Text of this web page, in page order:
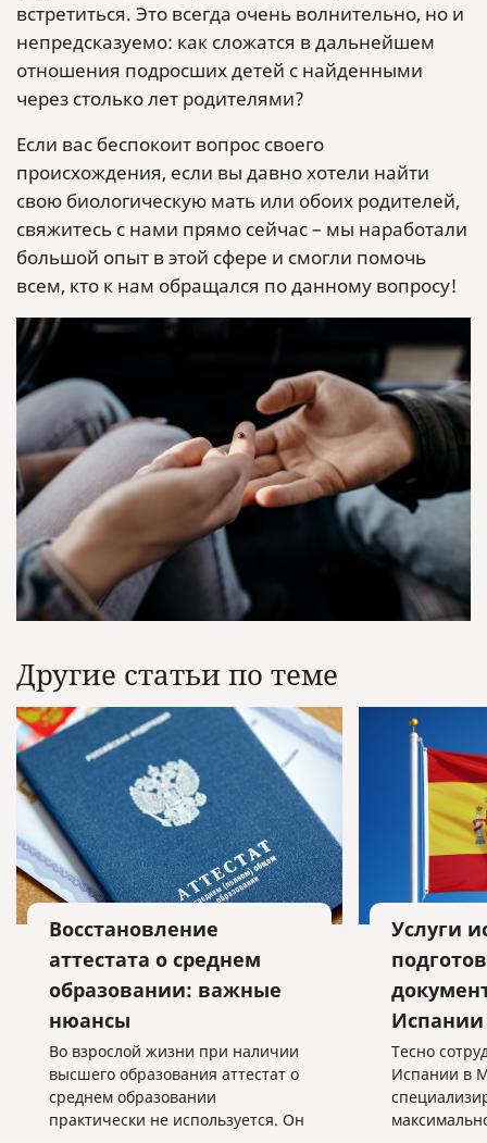
встретиться. Это всегда очень волнительно, но и
непредсказуемо: как сложатся в дальнейшем
отношения подросших детей с найденными
через столько лет родителями?
Если вас беспокоит вопрос своего
происхождения, если вы давно хотели найти
свою биологическую мать или обоих родителей,
свяжитесь с нами прямо сейчас – мы наработали
большой опыт в этой сфере и смогли помочь
всем, кто к нам обращался по данному вопросу!
Другие статьи по теме
Восстановление
аттестата о среднем
образовании: важные
нюансы
Во взрослой жизни при наличии
высшего образования аттестат о
среднем образовании
практически не используется. Он
Услуги
Испании
Тесно
Испании в